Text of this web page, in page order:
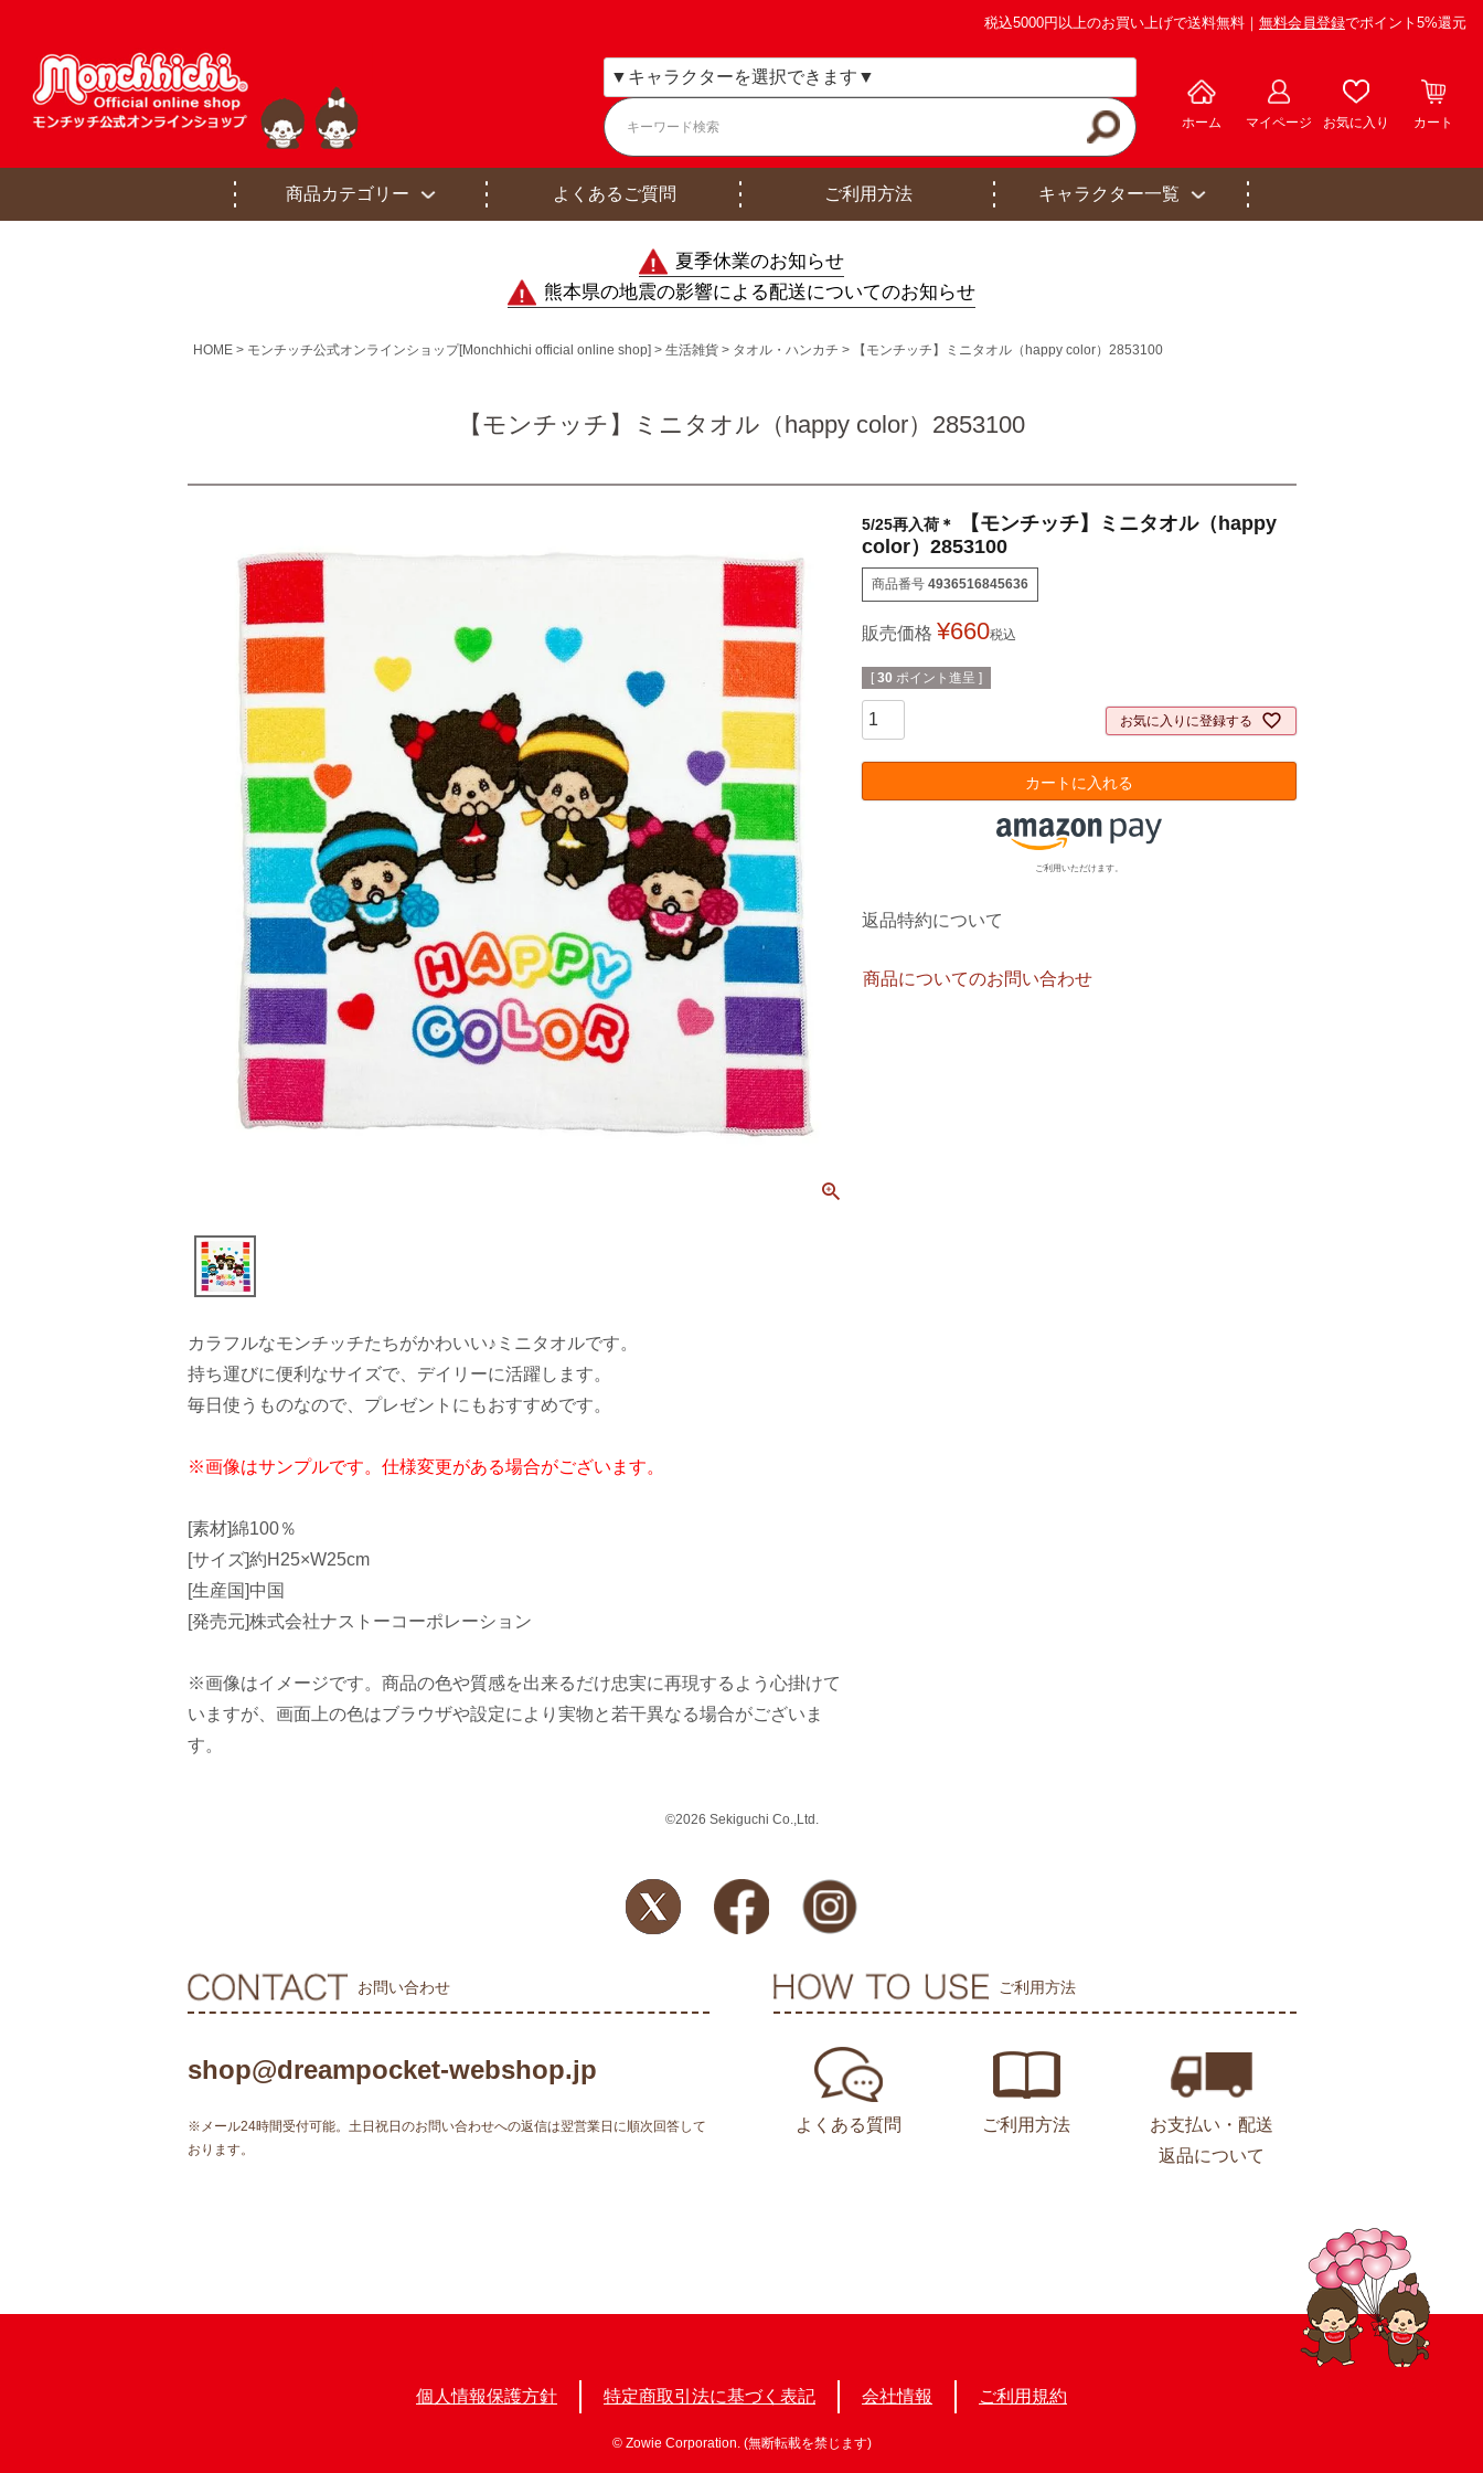
税込5000円以上のお買い上げで送料無料｜ 無料会員登録でポイント5%還元
ホーム マイページ お気に入り カート
商品カテゴリー よくあるご質問 ご利用方法 キャラクター一覧
夏季休業のお知らせ
熊本県の地震の影響による配送についてのお知らせ
HOME モンチッチ公式オンラインショップ[Monchhichi official online shop] 生活雑貨 タオル・ハンカチ 【モンチッチ】ミニタオル（happy color）2853100
【モンチッチ】ミニタオル（happy color）2853100
5/25再入荷＊
【モンチッチ】ミニタオル（happy
color）2853100
商品番号 4936516845636
販売価格 ¥660税込
[ 30 ポイント進呈 ]
お気に入りに登録する
カートに入れる
ご利用いただけます。
返品特約について
商品についてのお問い合わせ
カラフルなモンチッチたちがかわいい♪ミニタオルです。
持ち運びに便利なサイズで、デイリーに活躍します。
毎日使うものなので、プレゼントにもおすすめです。
※画像はサンプルです。仕様変更がある場合がございます。
[素材]綿100％
[サイズ]約H25×W25cm
[生産国]中国
[発売元]株式会社ナストーコーポレーション
※画像はイメージです。商品の色や質感を出来るだけ忠実に再現するよう心掛けて
いますが、画面上の色はブラウザや設定により実物と若干異なる場合がございま
す。
©2026 Sekiguchi Co.,Ltd.
お問い合わせ
shop@dreampocket-webshop.jp
※メール24時間受付可能。土日祝日のお問い合わせへの返信は翌営業日に順次回答して
おります。
ご利用方法
よくある質問 ご利用方法
お支払い・配送
返品について
個人情報保護方針 特定商取引法に基づく表記 会社情報 ご利用規約
© Zowie Corporation. (無断転載を禁じます)